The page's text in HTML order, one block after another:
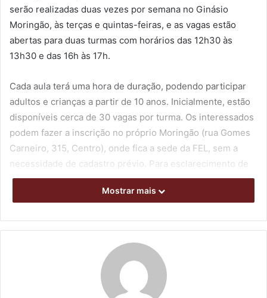
serão realizadas duas vezes por semana no Ginásio
Moringão, às terças e quintas-feiras, e as vagas estão
abertas para duas turmas com horários das 12h30 às
13h30 e das 16h às 17h.
Cada aula terá uma hora de duração, podendo participar
adultos e crianças a partir de 10 anos. Inicialmente, estão
disponíveis cerca de 30 vagas por turma. Os interessados
podem fazer a inscrição no próprio Moringão (rua Gomes
Carneiro, 315, Centro), onde fica a sede da FEL, sem a
necessidade de cadastro prévio. Para esclarecimento de
dúvidas e obtenção de orientações e mais detalhes, o
telefone para contato é o (43) 3372-9191.
A Fundação indica ao público que compareça ao local das
aulas trajando roupa leve, adequada e confortável para a
prática das atividades físicas em questão.
As sessões de alongamento e treinamento funcional são
Mostrar mais